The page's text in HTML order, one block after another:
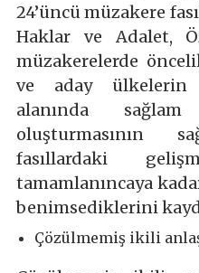
24’üncü müzakere
Haklar ve Adalet,
müzakerelerde
ve aday ülkelerin
alanında
oluşturmasının
fasıllardaki
tamamlanıncaya
benimsediklerini
Çözülmemiş ikili